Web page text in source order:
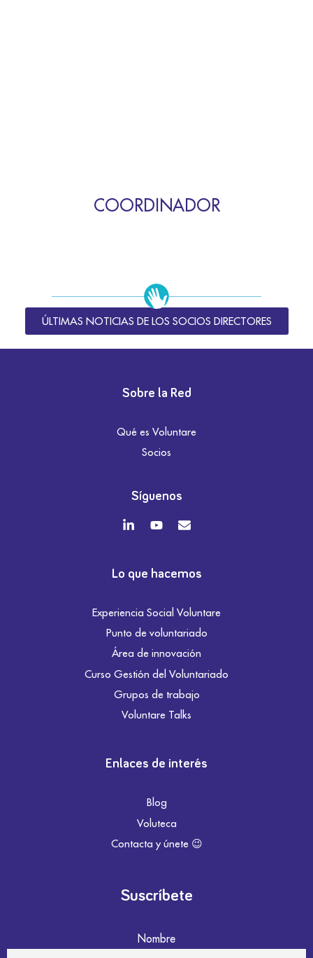
COORDINADOR
ÚLTIMAS NOTICIAS DE LOS SOCIOS DIRECTORES
Sobre la Red
Qué es Voluntare
Socios
Síguenos
Lo que hacemos
Experiencia Social Voluntare
Punto de voluntariado
Área de innovación
Curso Gestión del Voluntariado
Grupos de trabajo
Voluntare Talks
Enlaces de interés
Blog
Voluteca
Contacta y únete 😉
Suscríbete
Nombre